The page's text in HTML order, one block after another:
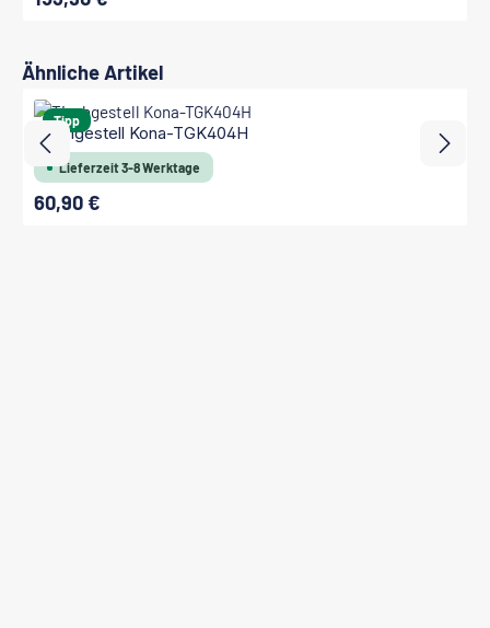
Produktgalerie überspringen
Ähnliche Artikel
Tipp
Tischgestell Kona-TGK404H
Lieferzeit 3-8 Werktage
Regulärer Preis:
60,90 €